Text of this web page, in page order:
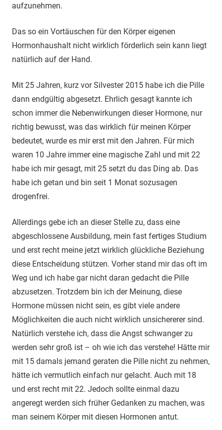
aufzunehmen.
Das so ein Vortäuschen für den Körper eigenen
Hormonhaushalt nicht wirklich förderlich sein kann liegt
natürlich auf der Hand.
Mit 25 Jahren, kurz vor Silvester 2015 habe ich die Pille
dann endgültig abgesetzt. Ehrlich gesagt kannte ich
schon immer die Nebenwirkungen dieser Hormone, nur
richtig bewusst, was das wirklich für meinen Körper
bedeutet, wurde es mir erst mit den Jahren. Für mich
waren 10 Jahre immer eine magische Zahl und mit 22
habe ich mir gesagt, mit 25 setzt du das Ding ab. Das
habe ich getan und bin seit 1 Monat sozusagen
drogenfrei.
Allerdings gebe ich an dieser Stelle zu, dass eine
abgeschlossene Ausbildung, mein fast fertiges Studium
und erst recht meine jetzt wirklich glückliche Beziehung
diese Entscheidung stützen. Vorher stand mir das oft im
Weg und ich habe gar nicht daran gedacht die Pille
abzusetzen. Trotzdem bin ich der Meinung, diese
Hormone müssen nicht sein, es gibt viele andere
Möglichkeiten die auch nicht wirklich unsichererer sind.
Natürlich verstehe ich, dass die Angst schwanger zu
werden sehr groß ist – oh wie ich das verstehe! Hätte mir
mit 15 damals jemand geraten die Pille nicht zu nehmen,
hätte ich vermutlich einfach nur gelacht. Auch mit 18
und erst recht mit 22. Jedoch sollte einmal dazu
angeregt werden sich früher Gedanken zu machen, was
man seinem Körper mit diesen Hormonen antut.